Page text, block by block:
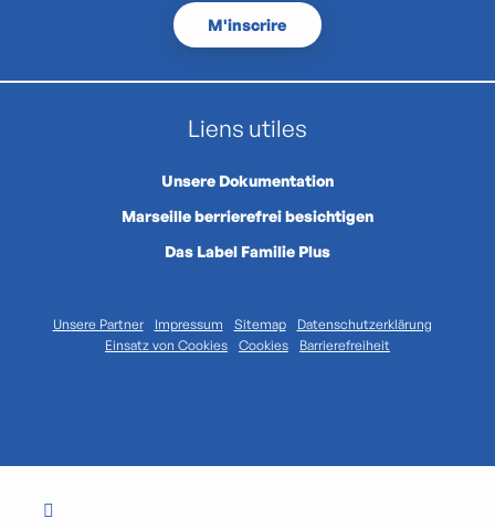
M'inscrire
Liens utiles
Unsere Dokumentation
Marseille berrierefrei besichtigen
Das Label Familie Plus
Unsere Partner Impressum Sitemap
Datenschutzerklärung
Einsatz von Cookies
Cookies Barrierefreiheit